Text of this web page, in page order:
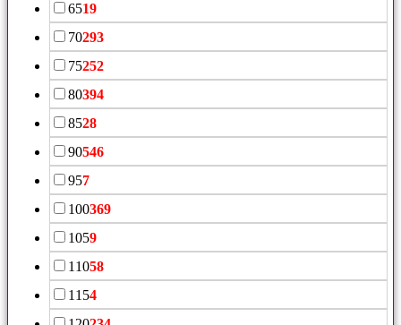
6519
70293
75252
80394
8528
90546
957
100369
1059
11058
1154